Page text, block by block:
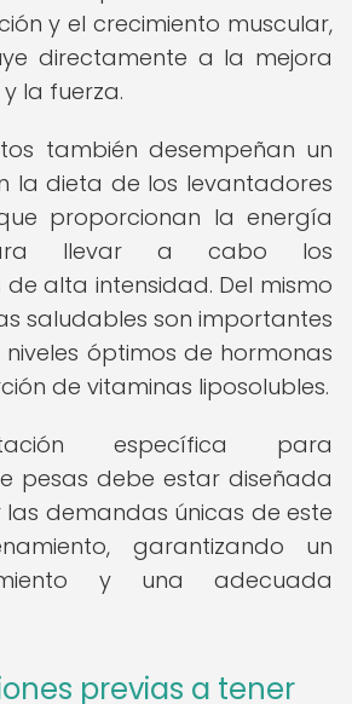
y el crecimiento muscular,
directamente a la mejora
la fuerza.
también desempeñan un
la dieta de los levantadores
proporcionan la energía
llevar a cabo los
alta intensidad. Del mismo
saludables son importantes
óptimos de hormonas
de vitaminas liposolubles.
específica para
pesas debe estar diseñada
demandas únicas de este
garantizando un
y una adecuada
previas a tener